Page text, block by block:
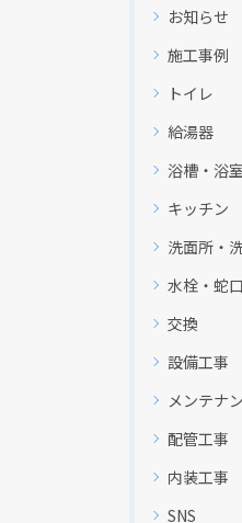
お知らせ
施工事例
トイレ
給湯器
浴槽・浴室
キッチン
洗面所・
水栓・蛇口
交換
設備工事
メンテナ
配管工事
内装工事
SNS
クリックでチラシの
クリックでチラシの